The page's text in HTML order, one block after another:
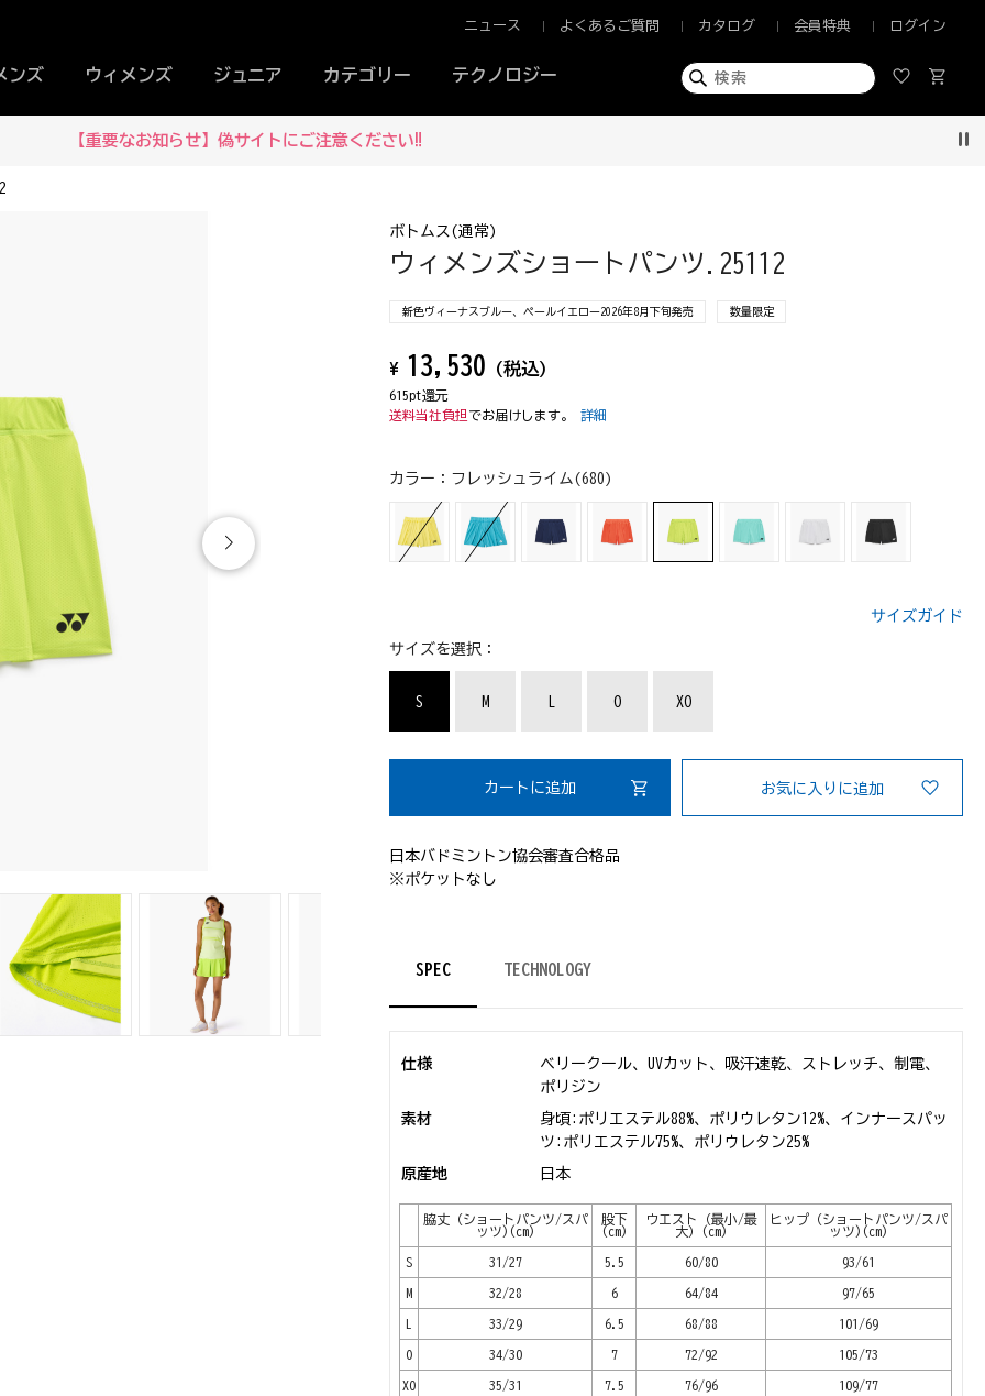
ンズ ウィメンズ ジュニア カテゴリー テクノロジー
ニュース よくあるご質問 カタログ 会員特典 ログイン
【重要なお知らせ】偽サイトにご注意ください‼
ボトムス(通常)
ウィメンズショートパンツ.25112
新色ヴィーナスブルー、ペールイエロー2026年8月下旬発売 数量限定
¥ 13,530 (税込)
615pt還元
送料当社負担 でお届けします。詳細
カラー： フレッシュライム(680)
サイズガイド
サイズを選択：
S M O XO
カートに追加 お気に入りに追加
日本バドミントン協会審査合格品
※ポケットなし
SPEC TECHNOLOGY
仕様
ベリークール、UVカット、吸汗速乾、ストレッチ、制電、
ポリジン
素材
身頃:ポリエステル88%、ポリウレタン12%、インナースパッ
ツ:ポリエステル75%、ポリウレタン25%
原産地 日本
脇丈（ショートパンツ/スパ
ッツ)(cm)
股下
(cm)
ウエスト（最小/最
大）(cm)
ヒップ（ショートパンツ/スパ
ッツ)(cm)
S 31/27 5.5 60/80 93/61
M 32/28 6 64/84 97/65
L 33/29 6.5 68/88 101/69
O 34/30 7 72/92 105/73
XO 35/31 7.5 76/96 109/77